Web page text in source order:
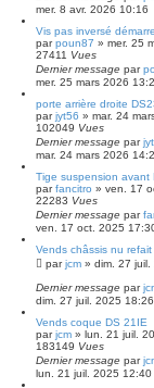
mer. 8 avr. 2026 10:16
Vis pas inversé
parpoun87 » mer. 25
27411 Vues
Dernier message par
mer. 25 mars 2026
porte arrière droite
parjyt56 » mar. 24
102049 Vues
Dernier message par
mar. 24 mars 2026
Tige suspension avant
parfancitro » ven. 17
22283 Vues
Dernier message par
ven. 17 oct. 2025
Vends châssis nu
parjcm » dim. 27
Dernier message par
dim. 27 juil. 2025 18:26
Vends coque DS 21IE
parjcm » lun. 21 juil.
183149 Vues
Dernier message par
lun. 21 juil. 2025 12:40